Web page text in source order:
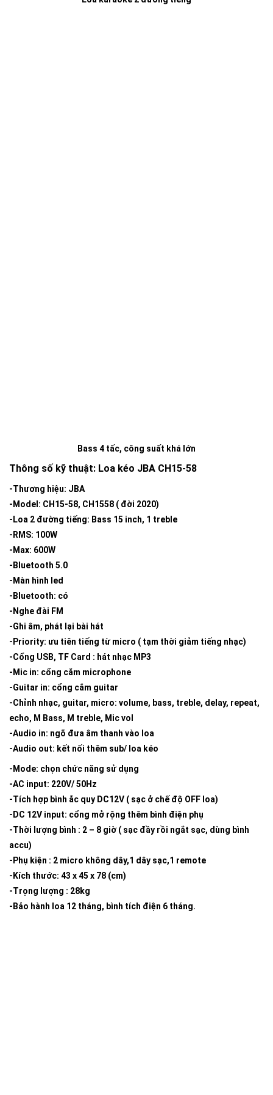
Bass 4 tấc, công suất khá lớn
Thông số kỹ thuật: Loa kéo JBA CH15-58
-Thương hiệu: JBA
-Model: CH15-58, CH1558 ( đời 2020)
-Loa 2 đường tiếng: Bass 15 inch, 1 treble
-RMS: 100W
-Max: 600W
-Bluetooth 5.0
-Màn hình led
-Bluetooth: có
-Nghe đài FM
-Ghi âm, phát lại bài hát
-Priority: ưu tiên tiếng từ micro ( tạm thời giảm tiếng nhạc)
-Cổng USB, TF Card : hát nhạc MP3
-Mic in: cổng cắm microphone
-Guitar in: cổng cắm guitar
-Chỉnh nhạc, guitar, micro: volume, bass, treble, delay, repeat,
echo, M Bass, M treble, Mic vol
-Audio in: ngõ đưa âm thanh vào loa
-Audio out: kết nối thêm sub/ loa kéo
-Mode: chọn chức năng sử dụng
-AC input: 220V/ 50Hz
-Tích hợp bình ắc quy DC12V ( sạc ở chế độ OFF loa)
-DC 12V input: cổng mở rộng thêm bình điện phụ
-Thời lượng bình : 2 – 8 giờ ( sạc đầy rồi ngắt sạc, dùng bình
accu)
-Phụ kiện : 2 micro không dây,1 dây sạc,1 remote
-Kích thước: 43 x 45 x 78 (cm)
-Trọng lượng : 28kg
-Bảo hành loa 12 tháng, bình tích điện 6 tháng.